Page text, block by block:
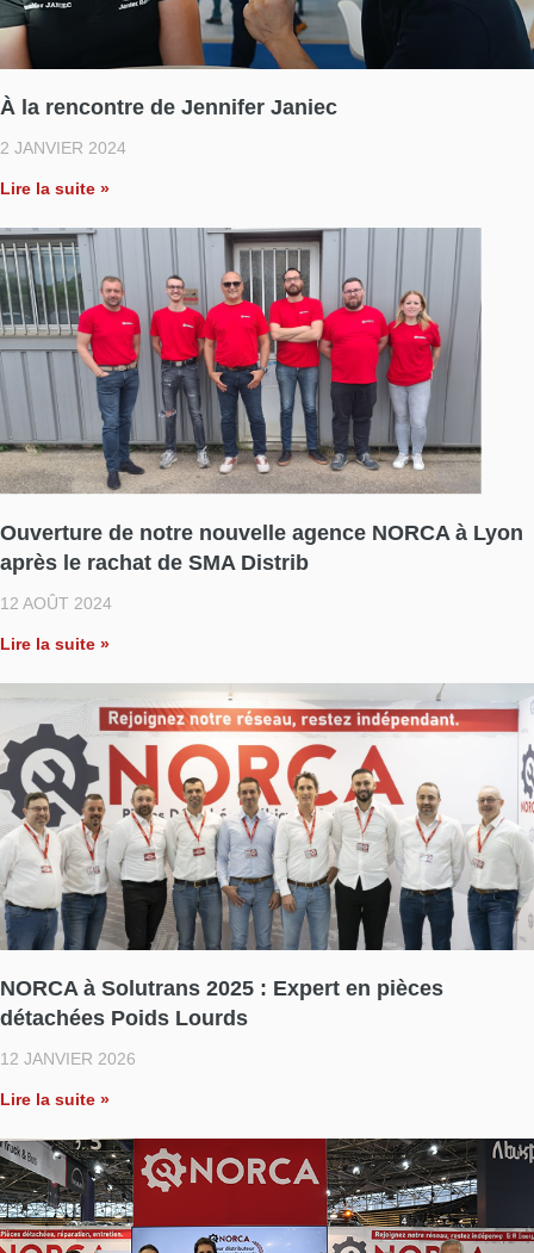
À la rencontre de Jennifer Janiec
2 JANVIER 2024
Lire la suite »
Ouverture de notre nouvelle agence NORCA à Lyon
après le rachat de SMA Distrib
12 AOÛT 2024
Lire la suite »
NORCA à Solutrans 2025 : Expert en pièces
détachées Poids Lourds
12 JANVIER 2026
Lire la suite »